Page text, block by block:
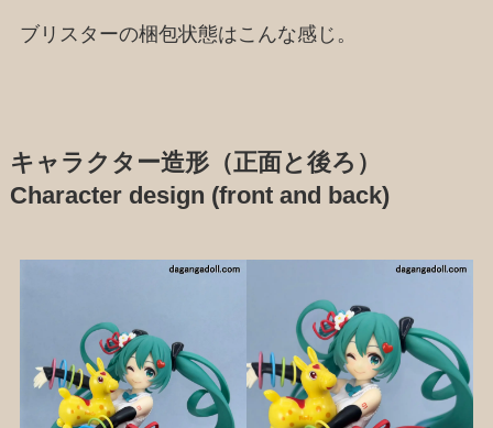
ブリスターの梱包状態はこんな感じ。
キャラクター造形（正面と後ろ）
Character design (front and back)